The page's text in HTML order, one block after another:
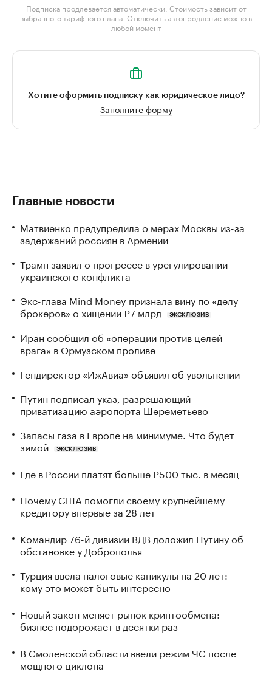
Подписка продлевается автоматически. Стоимость зависит от
выбранного тарифного плана . Отключить автопродление можно в
любой момент
Хотите оформить подписку как юридическое лицо?
Заполните форму
Главные новости
Матвиенко предупредила о мерах Москвы из-за
задержаний россиян в Армении
Трамп заявил о прогрессе в урегулировании
украинского конфликта
Экс-глава Mind Money признала вину по «делу
брокеров» о хищении ₽7 млрд
ЭКСКЛЮЗИВ
Иран сообщил об «операции против целей
врага» в Ормузском проливе
Гендиректор «ИжАвиа» объявил об увольнении
Путин подписал указ, разрешающий
приватизацию аэропорта Шереметьево
Запасы газа в Европе на минимуме. Что будет
зимой
ЭКСКЛЮЗИВ
Где в России платят больше ₽500 тыс. в месяц
Почему США помогли своему крупнейшему
кредитору впервые за 28 лет
Командир 76-й дивизии ВДВ доложил Путину об
обстановке у Доброполья
Турция ввела налоговые каникулы на 20 лет:
кому это может быть интересно
Новый закон меняет рынок криптообмена:
бизнес подорожает в десятки раз
В Смоленской области ввели режим ЧС после
мощного циклона